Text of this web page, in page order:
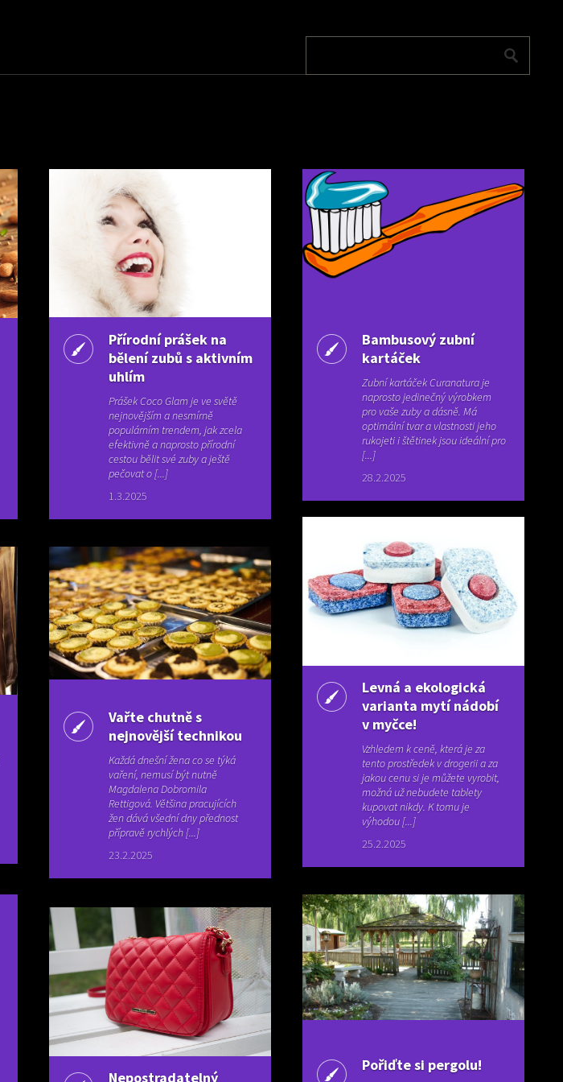
Přírodní prášek na
bělení zubů s aktivním
uhlím
Prášek Coco Glam je ve světě
nejnovějším a nesmírně
populárním trendem, jak zcela
efektivně a naprosto přírodní
cestou bělit své zuby a ještě
pečovat o [...]
1.3.2025
Bambusový zubní
kartáček
Zubní kartáček Curanatura je
naprosto jedinečný výrobkem
pro vaše zuby a dásně. Má
optimální tvar a vlastnosti jeho
rukojeti i štětinek jsou ideální pro
[...]
28.2.2025
Levná a ekologická
varianta mytí nádobí
v myčce!
Vzhledem k ceně, která je za
tento prostředek v drogerii a za
jakou cenu si je můžete vyrobit,
možná už nebudete tablety
kupovat nikdy. K tomu je
výhodou [...]
25.2.2025
Vařte chutně s
nejnovější technikou
Každá dnešní žena co se týká
vaření, nemusí být nutně
Magdalena Dobromila
Rettigová. Většina pracujících
žen dává všední dny přednost
přípravě rychlých [...]
23.2.2025
Pořiďte si pergolu!
Nepostradatelný